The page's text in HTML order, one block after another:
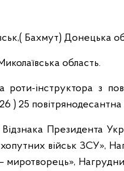
Бахмут) Донецька
область.
інструктора з
) 25
Президента
військ ЗСУ»,